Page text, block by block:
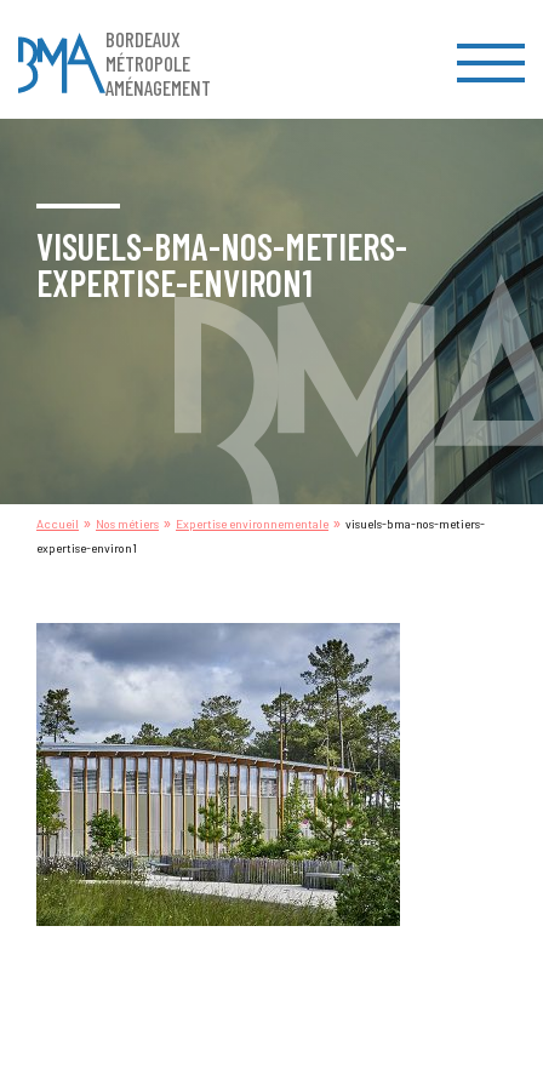
BORDEAUX
MÉTROPOLE
AMÉNAGEMENT
VISUELS-BMA-NOS-METIERS-
EXPERTISE-ENVIRON1
Accueil » Nos métiers » Expertise environnementale » visuels-bma-nos-metiers-
expertise-environ1